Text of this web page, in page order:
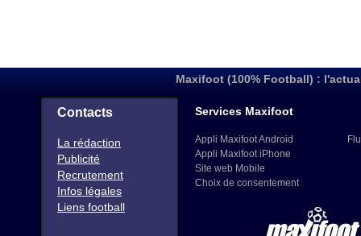
Maxifoot (100% Football) :
Contacts
La rédaction
Publicité
Recrutement
Infos légales
Liens football
Services Maxifoot
Appli Maxifoot Android
Appli Maxifoot iPhone
Site web Mobile
Choix de consentement